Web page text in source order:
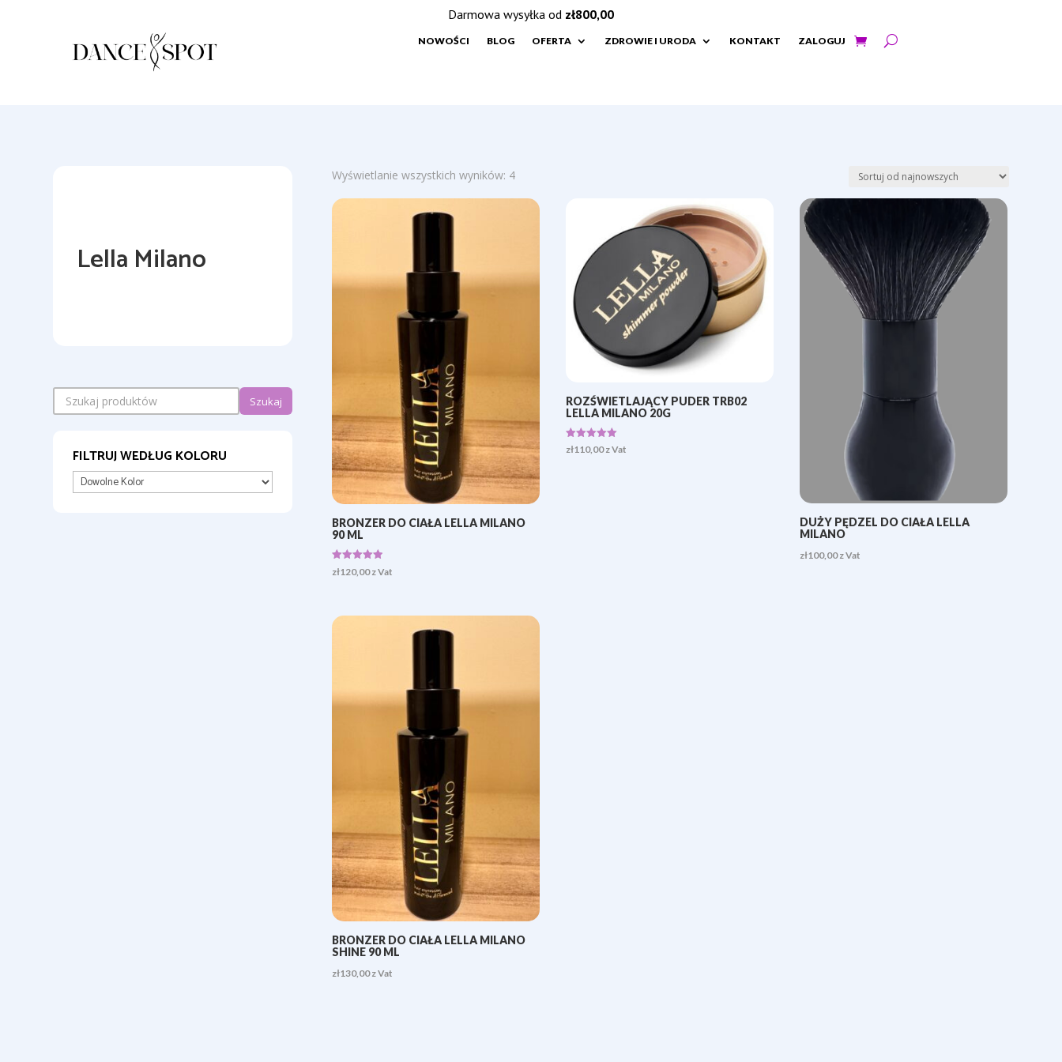
NOWOŚCI BLOG OFERTA ZDROWIE I URODA KONTAKT ZALOGUJ
Lella Milano
Szukaj
FILTRUJ WEDŁUG KOLORU
Wyświetlanie wszystkich wyników: 4Posortowane
najnowszych
BRONZER DO CIAŁA LELLA MILANO
90 ML
Oceniono
5.00
zł120,00 z Vat
ROZŚWIETLAJĄCY PUDER TRB02
LELLA MILANO 20G
Oceniono
5.00
zł110,00 z Vat
DUŻY PĘDZEL DO CIAŁA LELLA
MILANO
zł100,00 z Vat
BRONZER DO CIAŁA LELLA MILANO
SHINE 90 ML
zł130,00 z Vat
Darmowa wysyłka od zł800,00